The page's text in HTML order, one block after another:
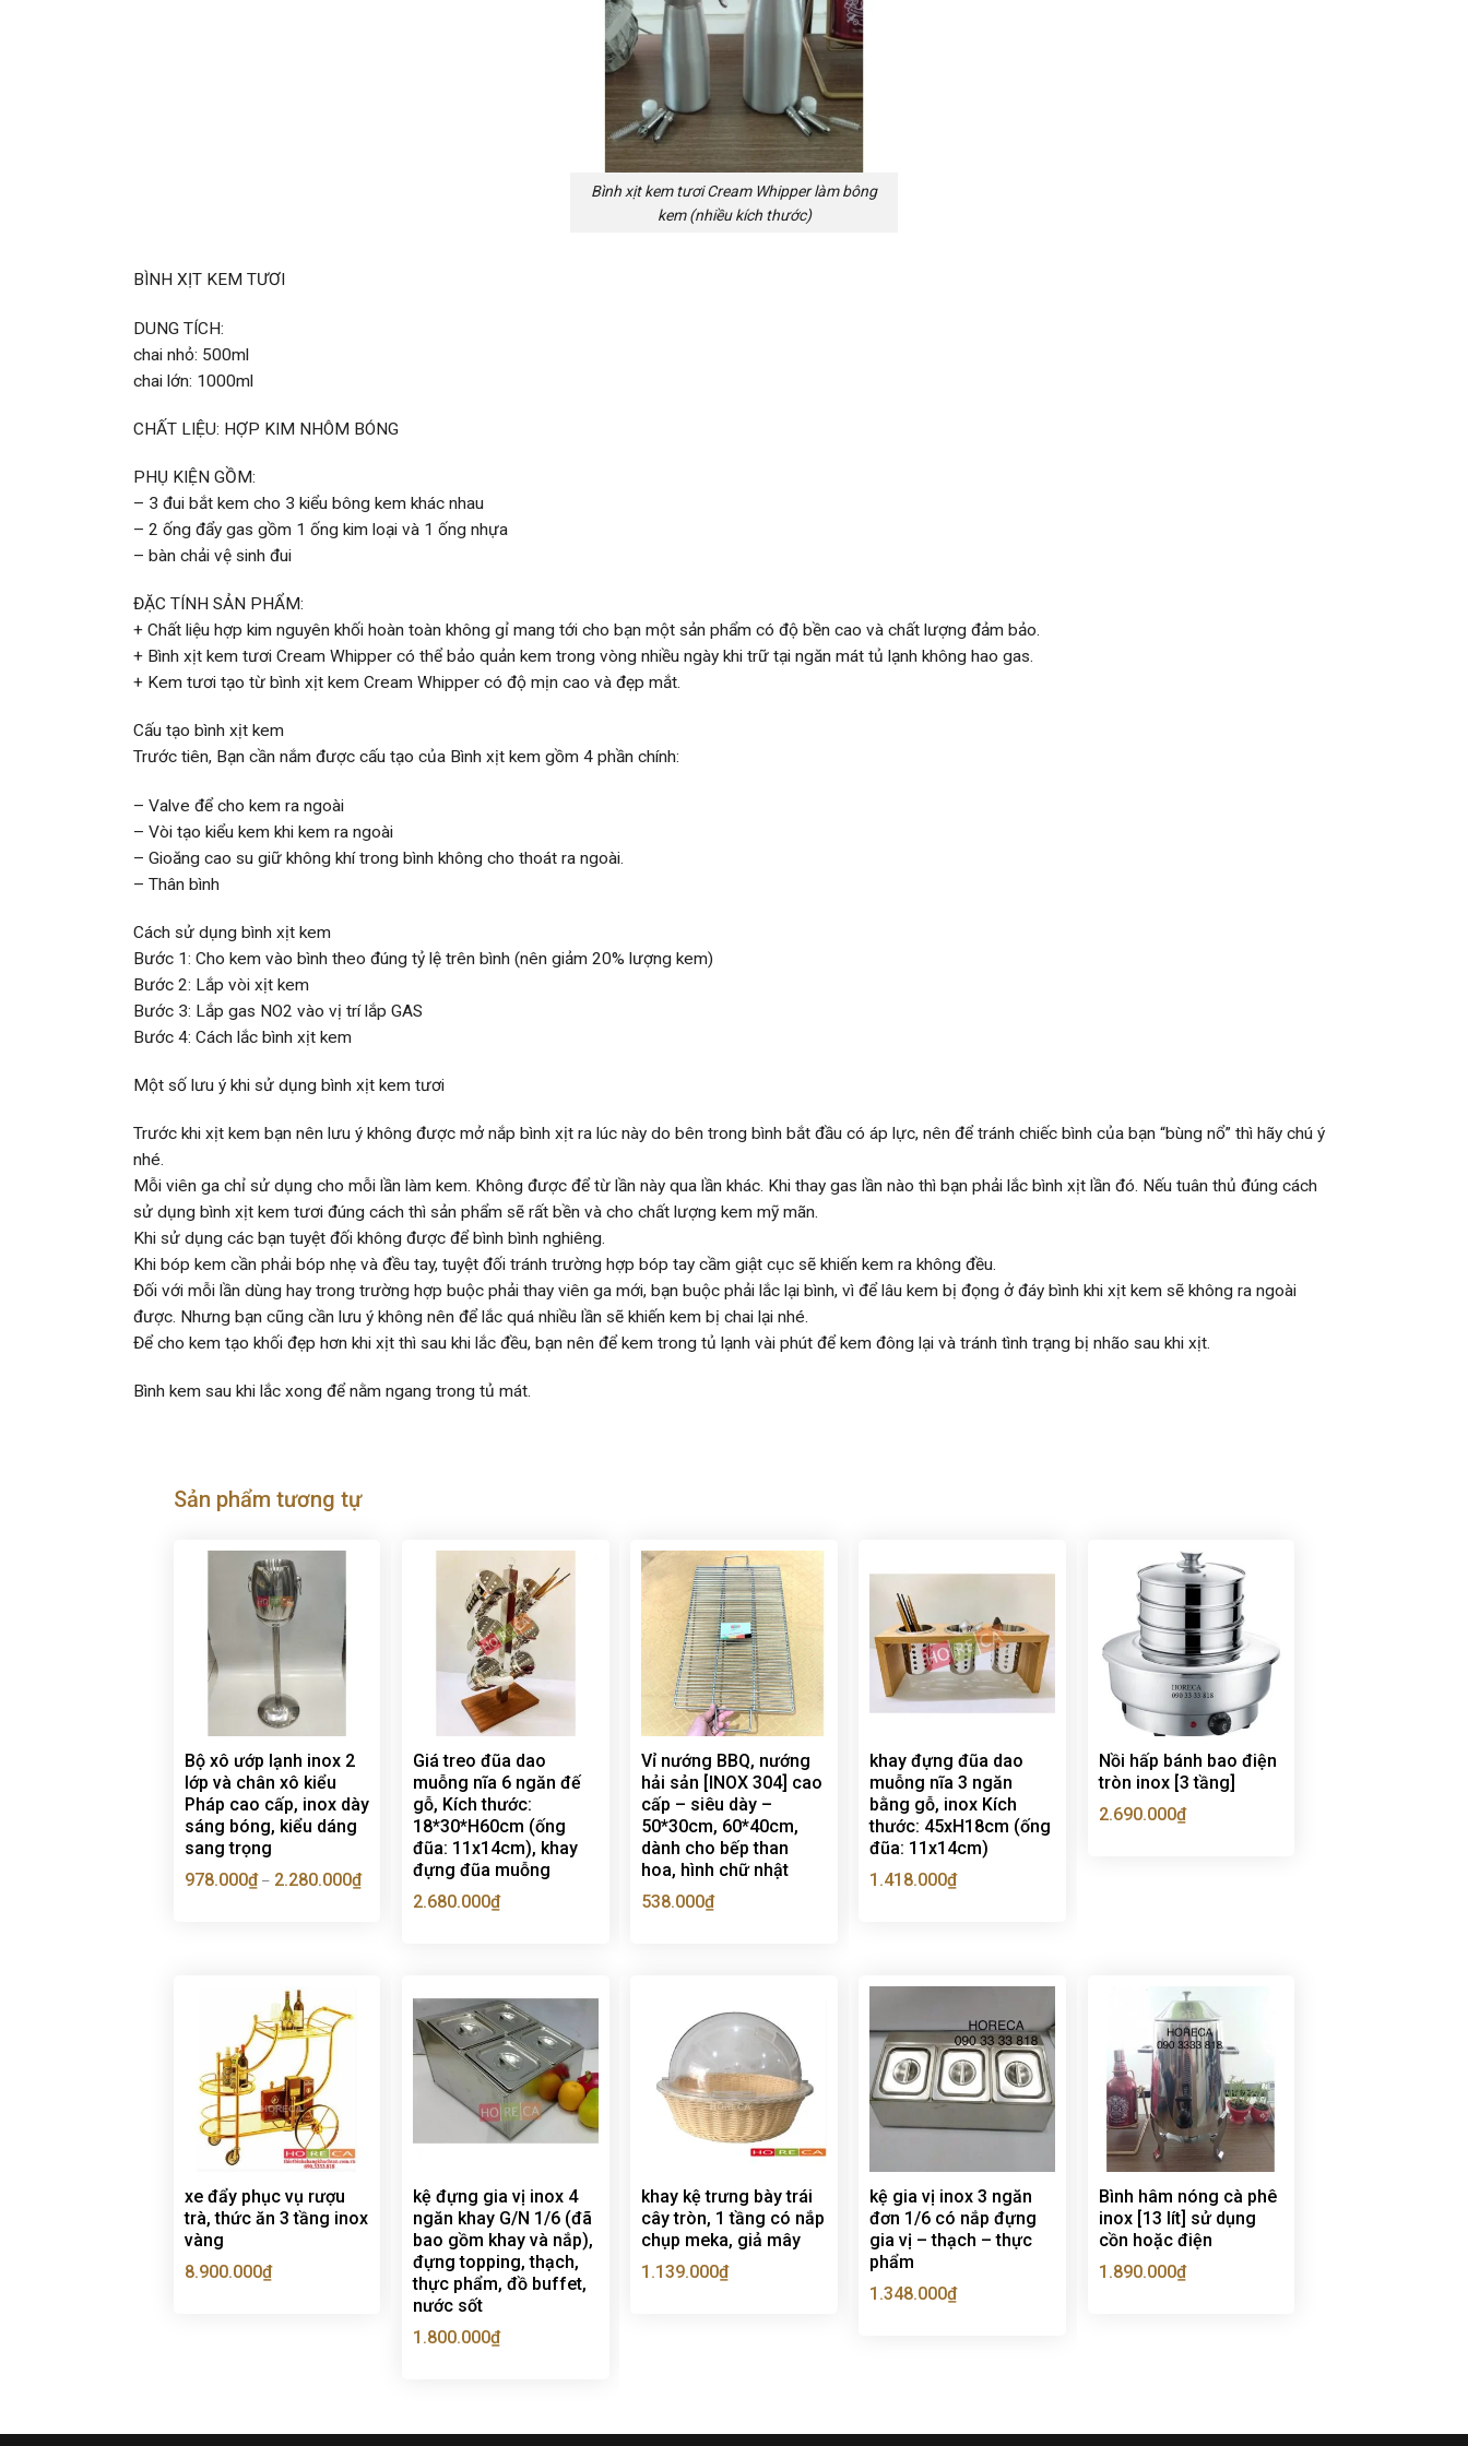
Bình xịt kem tươi Cream Whipper làm bông
kem (nhiều kích thước)
BÌNH XỊT KEM TƯƠI
DUNG TÍCH:
chai nhỏ: 500ml
chai lớn: 1000ml
CHẤT LIỆU: HỢP KIM NHÔM BÓNG
PHỤ KIỆN GỒM:
– 3 đui bắt kem cho 3 kiểu bông kem khác nhau
– 2 ống đẩy gas gồm 1 ống kim loại và 1 ống nhựa
– bàn chải vệ sinh đui
ĐẶC TÍNH SẢN PHẨM:
+ Chất liệu hợp kim nguyên khối hoàn toàn không gỉ mang tới cho bạn một sản phẩm có độ bền cao và chất lượng đảm bảo.
+ Bình xịt kem tươi Cream Whipper có thể bảo quản kem trong vòng nhiều ngày khi trữ tại ngăn mát tủ lạnh không hao gas.
+ Kem tươi tạo từ bình xịt kem Cream Whipper có độ mịn cao và đẹp mắt.
Cấu tạo bình xịt kem
Trước tiên, Bạn cần nắm được cấu tạo của Bình xịt kem gồm 4 phần chính:
– Valve để cho kem ra ngoài
– Vòi tạo kiểu kem khi kem ra ngoài
– Gioăng cao su giữ không khí trong bình không cho thoát ra ngoài.
– Thân bình
Cách sử dụng bình xịt kem
Bước 1: Cho kem vào bình theo đúng tỷ lệ trên bình (nên giảm 20% lượng kem)
Bước 2: Lắp vòi xịt kem
Bước 3: Lắp gas NO2 vào vị trí lắp GAS
Bước 4: Cách lắc bình xịt kem
Một số lưu ý khi sử dụng bình xịt kem tươi
Trước khi xịt kem bạn nên lưu ý không được mở nắp bình xịt ra lúc này do bên trong bình bắt đầu có áp lực, nên để tránh chiếc bình của bạn “bùng nổ” thì hãy chú ý
nhé.
Mỗi viên ga chỉ sử dụng cho mỗi lần làm kem. Không được để từ lần này qua lần khác. Khi thay gas lần nào thì bạn phải lắc bình xịt lần đó. Nếu tuân thủ đúng cách
sử dụng bình xịt kem tươi đúng cách thì sản phẩm sẽ rất bền và cho chất lượng kem mỹ mãn.
Khi sử dụng các bạn tuyệt đối không được để bình bình nghiêng.
Khi bóp kem cần phải bóp nhẹ và đều tay, tuyệt đối tránh trường hợp bóp tay cầm giật cục sẽ khiến kem ra không đều.
Đối với mỗi lần dùng hay trong trường hợp buộc phải thay viên ga mới, bạn buộc phải lắc lại bình, vì để lâu kem bị đọng ở đáy bình khi xịt kem sẽ không ra ngoài
được. Nhưng bạn cũng cần lưu ý không nên để lắc quá nhiều lần sẽ khiến kem bị chai lại nhé.
Để cho kem tạo khối đẹp hơn khi xịt thì sau khi lắc đều, bạn nên để kem trong tủ lạnh vài phút để kem đông lại và tránh tình trạng bị nhão sau khi xịt.
Bình kem sau khi lắc xong để nằm ngang trong tủ mát.
Sản phẩm tương tự
Bộ xô ướp lạnh inox 2
lớp và chân xô kiểu
Pháp cao cấp, inox dày
sáng bóng, kiểu dáng
sang trọng
978.000₫– 2.280.000₫
Giá treo đũa dao
muỗng nĩa 6 ngăn đế
gỗ, Kích thước:
18*30*H60cm (ống
đũa: 11x14cm), khay
đựng đũa muỗng
2.680.000₫
Vỉ nướng BBQ, nướng
hải sản [INOX 304] cao
cấp – siêu dày –
50*30cm, 60*40cm,
dành cho bếp than
hoa, hình chữ nhật
538.000₫
khay đựng đũa dao
muỗng nĩa 3 ngăn
bằng gỗ, inox Kích
thước: 45xH18cm (ống
đũa: 11x14cm)
1.418.000₫
Nồi hấp bánh bao điện
tròn inox [3 tầng]
2.690.000₫
xe đẩy phục vụ rượu
trà, thức ăn 3 tầng inox
vàng
8.900.000₫
kệ đựng gia vị inox 4
ngăn khay G/N 1/6 (đã
bao gồm khay và nắp),
đựng topping, thạch,
thực phẩm, đồ buffet,
nước sốt
1.800.000₫
khay kệ trưng bày trái
cây tròn, 1 tầng có nắp
chụp meka, giả mây
1.139.000₫
kệ gia vị inox 3 ngăn
đơn 1/6 có nắp đựng
gia vị – thạch – thực
phẩm
1.348.000₫
Bình hâm nóng cà phê
inox [13 lít] sử dụng
cồn hoặc điện
1.890.000₫